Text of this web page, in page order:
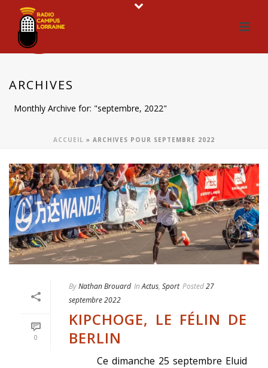
ARCHIVES
Monthly Archive for: "septembre, 2022"
ACCUEIL » ARCHIVES POUR SEPTEMBRE 2022
0
ByNathan Brouard In Actus, Sport Posted27
septembre 2022
KIPCHOGE, LE FÉLIN DE
BERLIN
Ce dimanche 25 septembre Eluid